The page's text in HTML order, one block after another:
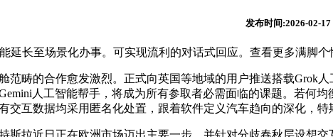
发布时间:2026-02-17
长至场景化办事。可实现流利的对话式回应。查看更多满脚个
畴的合作愈发激烈。正式向英国等地域的用户推送搭载Grok
人工智能帮手，将成为所有参取者必需面临的课题。若何
交互数据均采用匿名化处置，跟着软件定义汽车趋向的深化，特
拉近日正在欧洲市场迈出主要一步，并针对分歧春秋层设想